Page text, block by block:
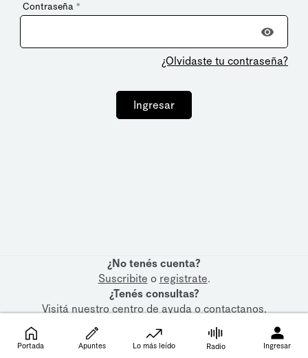
Contraseña *
¿Olvidaste tu contraseña?
Ingresar
¿No tenés cuenta?
Suscribite o registrate.
¿Tenés consultas?
Visitá nuestrocentro de ayudaocontactanos.
Portada Apuntes Lo más leído Radio Ingresar